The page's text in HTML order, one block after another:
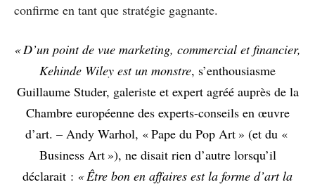
confirme en tant que stratégie gagnante.
« D’un point de vue marketing, commercial et financier,
Kehinde Wiley est un monstre, s’enthousiasme
Guillaume Studer, galeriste et expert agréé auprès de la
Chambre européenne des experts-conseils en œuvre
d’art. – Andy Warhol, « Pape du Pop Art » (et du «
Business Art »), ne disait rien d’autre lorsqu’il
déclarait : « Être bon en affaires est la forme d’art la